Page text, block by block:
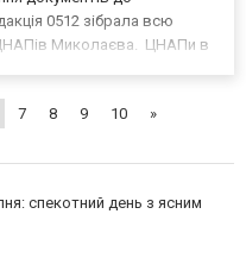
0512 зібрала всю
Миколаєва. ЦНАПи в
7 8 9 10 »
спекотний день з ясним